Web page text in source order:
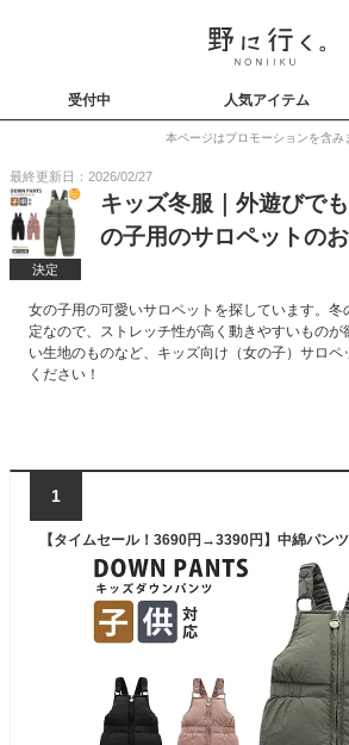
受付中 人気アイテム
本ページはプロモーションを含み
最終更新日：2026/02/27
決定
キッズ冬服｜外遊びで
の子用のサロペットの
女の子用の可愛いサロペットを探しています。
定なので、ストレッチ性が高く動きやすいもの
い生地のものなど、キッズ向け（女の子）サロペ
ください！
1